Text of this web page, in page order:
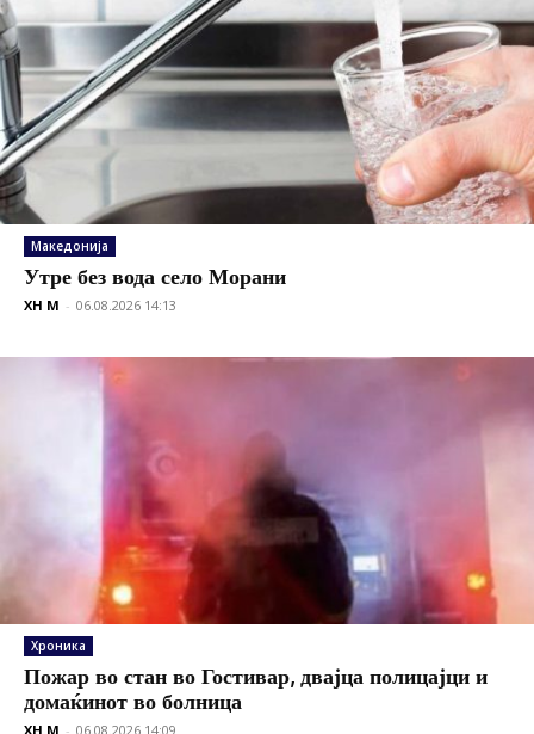
Македонија
Утре без вода село Морани
XH M - 06.08.2026 14:13
Хроника
Пожар во стан во Гостивар, двајца полицајци и
домаќинот во болница
XH M - 06.08.2026 14:09